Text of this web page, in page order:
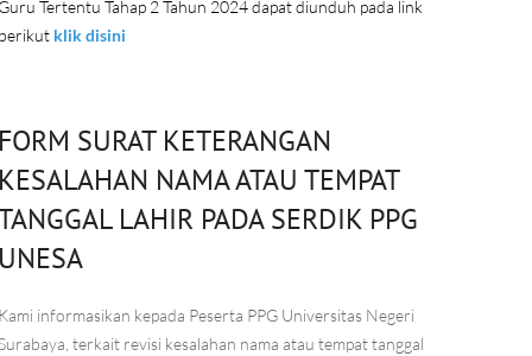
Tertentu Tahap 2 Tahun 2024 dapat diunduh pada link
klik disini
SURAT KETERANGAN
NAMA ATAU TEMPAT
LAHIR PADA SERDIK PPG
informasikan kepada Peserta PPG Universitas Negeri
terkait revisi kesalahan nama atau tempat tanggal